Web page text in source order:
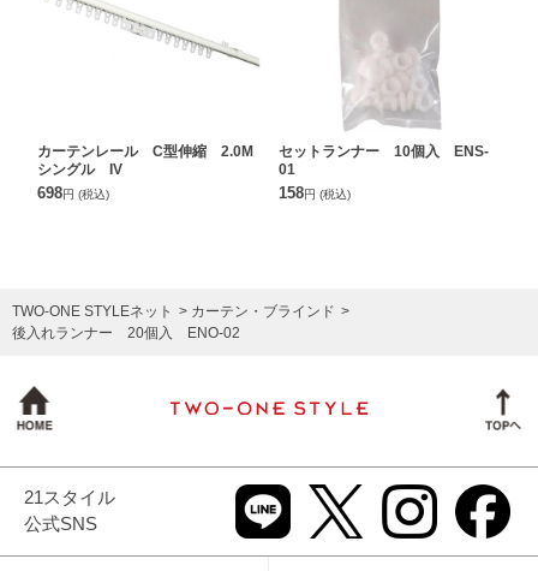
カーテンレール C型伸縮 2.0M
シングル IV
698円 (税込)
セットランナー 10個入 ENS-
01
158円 (税込)
TWO-ONE STYLEネット
カーテン・ブラインド
後入れランナー 20個入 ENO-02
21スタイル
公式SNS